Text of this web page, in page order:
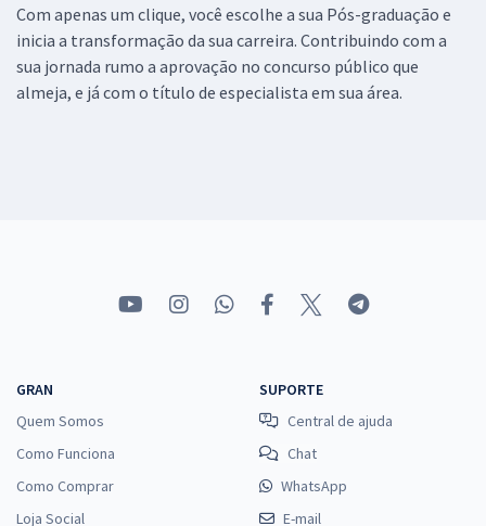
Com apenas um clique, você escolhe a sua Pós-graduação e
inicia a transformação da sua carreira. Contribuindo com a
sua jornada rumo a aprovação no concurso público que
almeja, e já com o título de especialista em sua área.
GRAN
Quem Somos
Como Funciona
Como Comprar
Loja Social
SUPORTE
Central de ajuda
Chat
WhatsApp
E-mail